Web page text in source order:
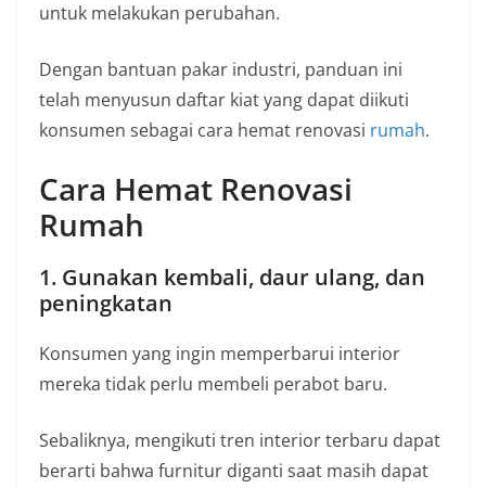
untuk melakukan perubahan.
Dengan bantuan pakar industri, panduan ini
telah menyusun daftar kiat yang dapat diikuti
konsumen sebagai cara hemat renovasi rumah.
Cara Hemat Renovasi
Rumah
1. Gunakan kembali, daur ulang, dan
peningkatan
Konsumen yang ingin memperbarui interior
mereka tidak perlu membeli perabot baru.
Sebaliknya, mengikuti tren interior terbaru dapat
berarti bahwa furnitur diganti saat masih dapat